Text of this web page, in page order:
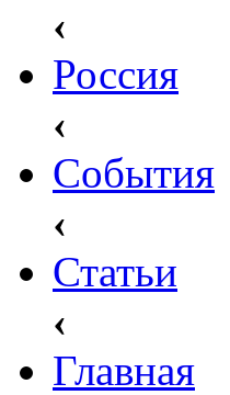
‹
Россия
‹
События
‹
Статьи
‹
Главная